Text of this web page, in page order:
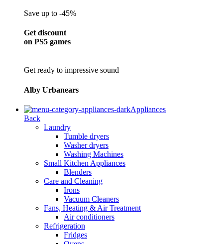
Save up to -45%
Get discount
on PS5 games
Get ready to impressive sound
Alby Urbanears
Appliances
Back
Laundry
Tumble dryers
Washer dryers
Washing Machines
Small Kitchen Appliances
Blenders
Care and Cleaning
Irons
Vacuum Cleaners
Fans, Heating & Air Treatment
Air conditioners
Refrigeration
Fridges